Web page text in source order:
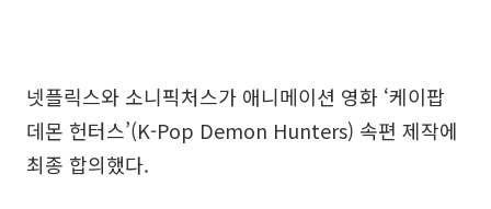
넷플릭스와 소니픽처스가 애니메이션 영화 ‘케이팝
데몬 헌터스’(K-Pop Demon Hunters) 속편 제작에
최종 합의했다.